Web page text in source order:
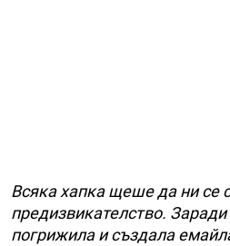
Всяка хапка щеше да ни се
предизвикателство.
погрижила и създала